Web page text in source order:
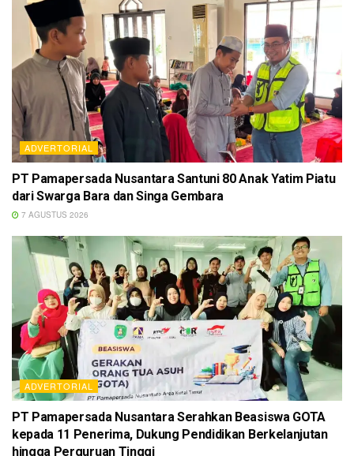
ADVERTORIAL
PT Pamapersada Nusantara Santuni 80 Anak Yatim Piatu
dari Swarga Bara dan Singa Gembara
7 AGUSTUS 2026
ADVERTORIAL
PT Pamapersada Nusantara Serahkan Beasiswa GOTA
kepada 11 Penerima, Dukung Pendidikan Berkelanjutan
hingga Perguruan Tinggi